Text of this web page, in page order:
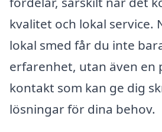
kvalitet och lokal service.
lokal smed får du inte
erfarenhet, utan även en
kontakt som kan ge dig
lösningar för dina behov.